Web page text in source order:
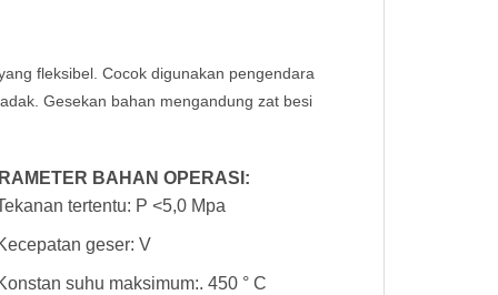
fleksibel. Cocok digunakan pengendara
Gesekan bahan mengandung zat besi
BAHAN OPERASI:
tertentu: P <5,0 Mpa
geser: V
suhu maksimum:. 450 ° C